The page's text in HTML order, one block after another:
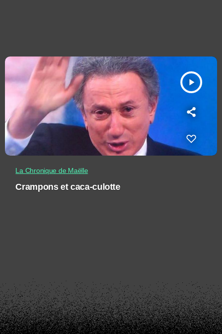
play_arrow
La Chronique de Maëlle
Crampons et caca-culotte